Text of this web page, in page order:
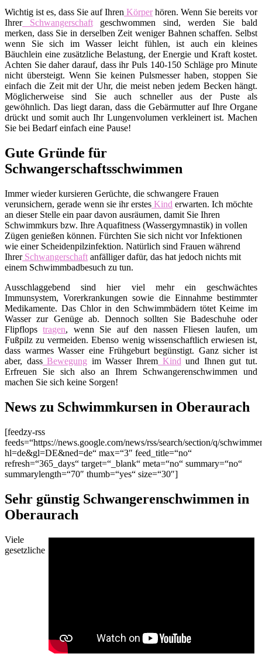
Wichtig ist es, dass Sie auf Ihren Körperhören. Wenn Sie bereits vor
IhrerSchwangerschaftgeschwommen sind, werden Sie bald
merken, dass Sie in derselben Zeit weniger Bahnen schaffen. Selbst
wenn Sie sich im Wasser leicht fühlen, ist auch ein kleines
Bäuchlein eine zusätzliche Belastung, der Energie und Kraft kostet.
Achten Sie daher darauf, dass ihr Puls 140-150 Schläge pro Minute
nicht übersteigt. Wenn Sie keinen Pulsmesser haben, stoppen Sie
einfach die Zeit mit der Uhr, die meist neben jedem Becken hängt.
Möglicherweise sind Sie auch schneller aus der Puste als
gewöhnlich. Das liegt daran, dass die Gebärmutter auf Ihre Organe
drückt und somit auch Ihr Lungenvolumen verkleinert ist. Machen
Sie bei Bedarf einfach eine Pause!
Gute Gründe für
Schwangerschaftsschwimmen
Immer wieder kursieren Gerüchte, die schwangere Frauen
verunsichern, gerade wenn sie ihr erstes Kind erwarten. Ich möchte
an dieser Stelle ein paar davon ausräumen, damit Sie Ihren
Schwimmkurs bzw. Ihre Aquafitness (Wassergymnastik) in vollen
Zügen genießen können. Fürchten Sie sich nicht vor Infektionen
wie einer Scheidenpilzinfektion. Natürlich sind Frauen während
IhrerSchwangerschaft anfälliger dafür, das hat jedoch nichts mit
einem Schwimmbadbesuch zu tun.
Ausschlaggebend sind hier viel mehr ein geschwächtes
Immunsystem, Vorerkrankungen sowie die Einnahme bestimmter
Medikamente. Das Chlor in den Schwimmbädern tötet Keime im
Wasser zur Genüge ab. Dennoch sollten Sie Badeschuhe oder
Flipflopstragen, wenn Sie auf den nassen Fliesen laufen, um
Fußpilz zu vermeiden. Ebenso wenig wissenschaftlich erwiesen ist,
dass warmes Wasser eine Frühgeburt begünstigt. Ganz sicher ist
aber, dassBewegung im Wasser Ihrem Kind und Ihnen gut tut.
Erfreuen Sie sich also an Ihrem Schwangerenschwimmen und
machen Sie sich keine Sorgen!
News zu Schwimmkursen in Oberaurach
[feedzy-rss
feeds=“https://news.google.com/news/rss/search/section/q/
hl=de&gl=DE&ned=de“ max=“3″ feed_title=“no“
refresh=“365_days“ target=“_blank“ meta=“no“ summary=“no“
summarylength=“70″ thumb=“yes“ size=“30″]
Sehr günstig Schwangerenschwimmen in
Oberaurach
Viele
gesetzliche